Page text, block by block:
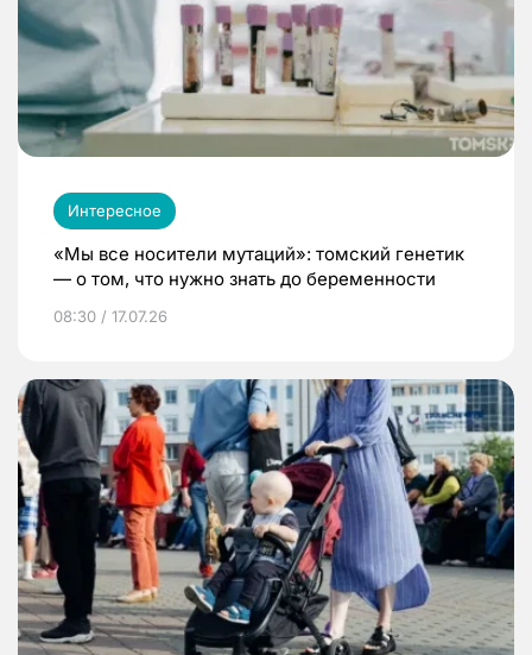
Интересное
«Мы все носители мутаций»: томский генетик
— о том, что нужно знать до беременности
08:30 / 17.07.26